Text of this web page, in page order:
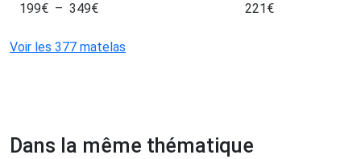
199€ – 349€
221 €
Voir les 377 matelas
Dans la même thématique